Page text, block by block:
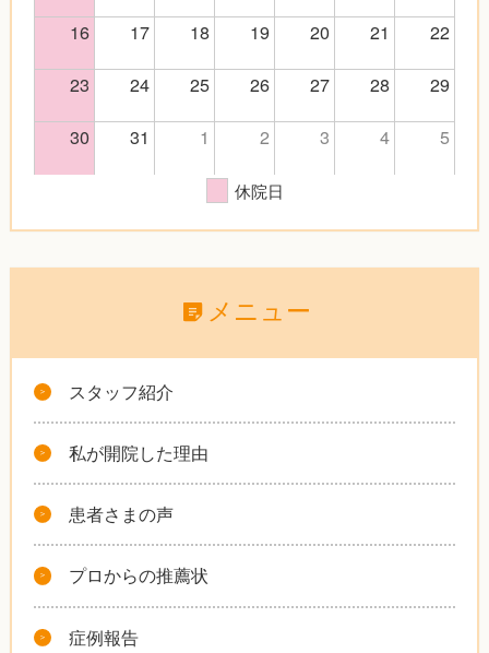
16
17 18 19 20 21
22
23
24 25 26 27 28
29
30
31 1 2 3 4 5
休院日
メニュー
スタッフ紹介
私が開院した理由
患者さまの声
プロからの推薦状
症例報告